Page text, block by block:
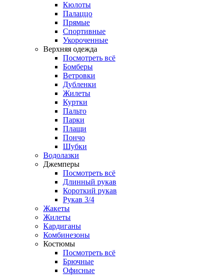
Кюлоты
Палаццо
Прямые
Спортивные
Укороченные
Верхняя одежда
Посмотреть всё
Бомберы
Ветровки
Дубленки
Жилеты
Куртки
Пальто
Парки
Плащи
Пончо
Шубки
Водолазки
Джемперы
Посмотреть всё
Длинный рукав
Короткий рукав
Рукав 3/4
Жакеты
Жилеты
Кардиганы
Комбинезоны
Костюмы
Посмотреть всё
Брючные
Офисные